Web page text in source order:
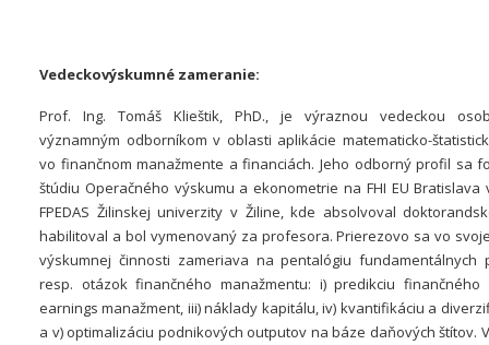
Vedeckovýskumné zameranie:
Prof. Ing. Tomáš Klieštik, PhD., je výraznou vedeckou
významným odborníkom v oblasti aplikácie matematicko-
vo finančnom manažmente a financiách. Jeho odborný profil sa
štúdiu Operačného výskumu a ekonometrie na FHI EU Bratislava
FPEDAS Žilinskej univerzity v Žiline, kde absolvoval
habilitoval a bol vymenovaný za profesora. Prierezovo sa vo
výskumnej činnosti zameriava na pentalógiu fundamentálnych
resp. otázok finančného manažmentu: i) predikciu finančného
earnings manažment, iii) náklady kapitálu, iv) kvantifikáciu a
a v) optimalizáciu podnikových outputov na báze daňových štítov.